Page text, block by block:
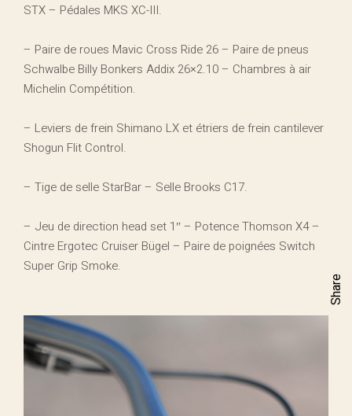
STX – Pédales MKS XC-III.
– Paire de roues Mavic Cross Ride 26 – Paire de pneus
Schwalbe Billy Bonkers Addix 26×2.10 – Chambres à air
Michelin Compétition.
– Leviers de frein Shimano LX et étriers de frein cantilever
Shogun Flit Control.
– Tige de selle StarBar – Selle Brooks C17.
– Jeu de direction head set 1″ – Potence Thomson X4 –
Cintre Ergotec Cruiser Bügel – Paire de poignées Switch
Super Grip Smoke.
Share